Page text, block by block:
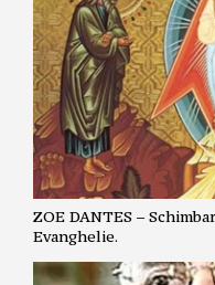
ZOE DANTES –
Evanghelie.